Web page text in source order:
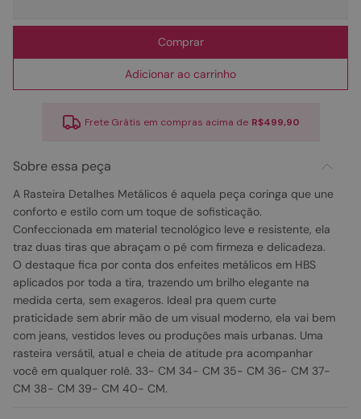
Comprar
Adicionar ao carrinho
Frete Grátis em compras acima de R$499,90
Sobre essa peça
A Rasteira Detalhes Metálicos é aquela peça coringa que une
conforto e estilo com um toque de sofisticação.
Confeccionada em material tecnológico leve e resistente, ela
traz duas tiras que abraçam o pé com firmeza e delicadeza.
O destaque fica por conta dos enfeites metálicos em HBS
aplicados por toda a tira, trazendo um brilho elegante na
medida certa, sem exageros. Ideal pra quem curte
praticidade sem abrir mão de um visual moderno, ela vai bem
com jeans, vestidos leves ou produções mais urbanas. Uma
rasteira versátil, atual e cheia de atitude pra acompanhar
você em qualquer rolê. 33- CM 34- CM 35- CM 36- CM 37-
CM 38- CM 39- CM 40- CM.